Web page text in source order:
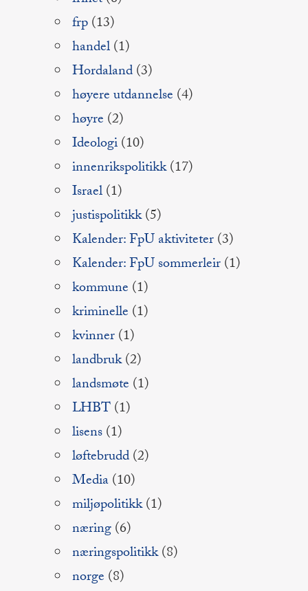
frp(13)
handel(1)
Hordaland(3)
høyere utdannelse (4)
høyre (2)
Ideologi(10)
innenrikspolitikk(17)
Israel(1)
justispolitikk(5)
Kalender: FpU aktiviteter(3)
Kalender: FpU sommerleir(1)
kommune (1)
kriminelle (1)
kvinner(1)
landbruk(2)
landsmøte (1)
LHBT(1)
lisens(1)
løftebrudd(2)
Media(10)
miljøpolitikk(1)
næring(6)
næringspolitikk(8)
norge (8)